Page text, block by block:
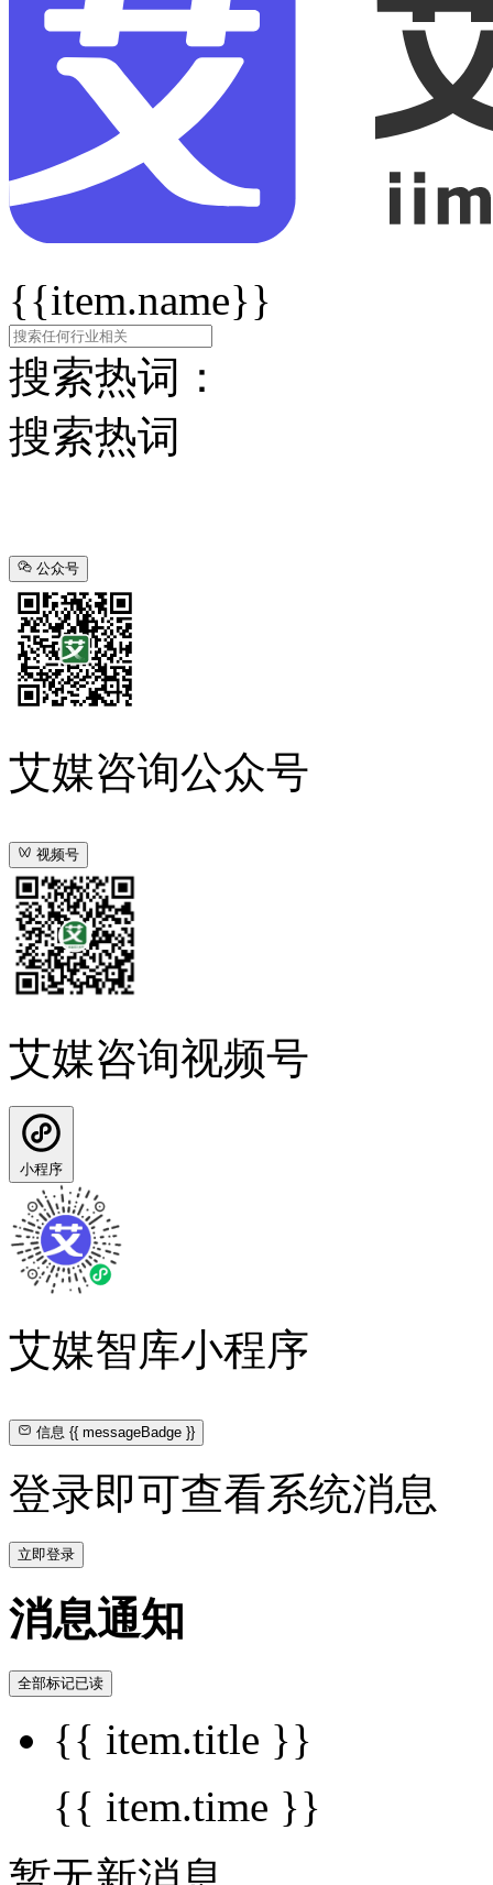
{{item.name}}
搜索热词：
搜索热词
公众号
艾媒咨询公众号
视频号
艾媒咨询视频号
小程序
艾媒智库小程序
信息{{ messageBadge }}
登录即可查看系统消息
立即登录
消息通知
全部标记已读
{{ item.title }}
{{ item.time }}